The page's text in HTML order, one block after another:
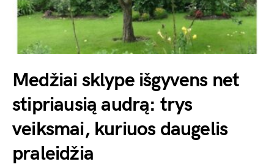
Medžiai sklype išgyvens net
stipriausią audrą: trys
veiksmai, kuriuos daugelis
praleidžia